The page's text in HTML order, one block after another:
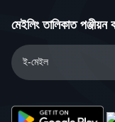
মেইলিং তালিকাত